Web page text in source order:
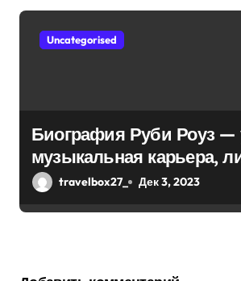
Uncategorised
Биография Руби Роуз —
музыкальная карьера,
жизнь и знаковые
travelbox27_ Дек 3, 2023